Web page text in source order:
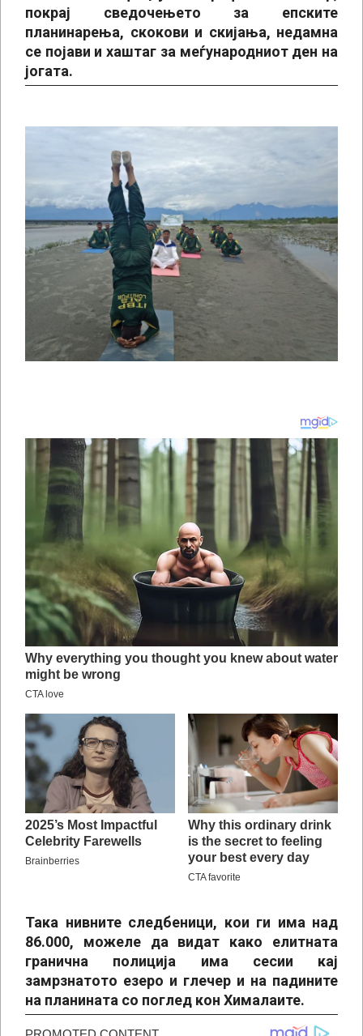
покрај сведочењето за епските
планинарења, скокови и скијања, недамна
се појави и хаштаг за меѓународниот ден на
јогата.
Така нивните следбеници, кои ги има над
86.000, можеле да видат како елитната
гранична полиција има сесии кај
замрзнатото езеро и глечер и на падините
на планината со поглед кон Хималаите.